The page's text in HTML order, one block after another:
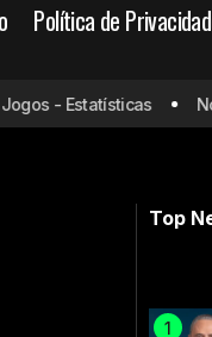
Política de
segunda fase
- Estatísticas
Top